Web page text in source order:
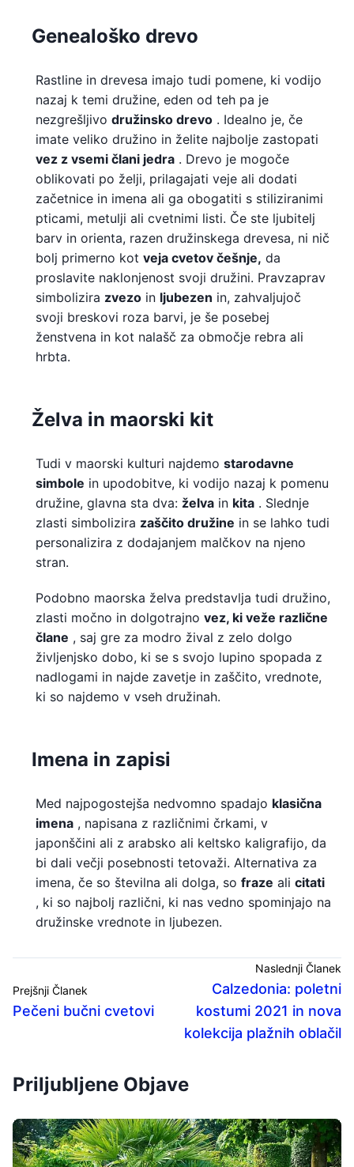
Genealoško drevo
Rastline in drevesa imajo tudi pomene, ki vodijo
nazaj k temi družine, eden od teh pa je
nezgrešljivo družinsko drevo . Idealno je, če
imate veliko družino in želite najbolje zastopati
vez z vsemi člani jedra . Drevo je mogoče
oblikovati po želji, prilagajati veje ali dodati
začetnice in imena ali ga obogatiti s stiliziranimi
pticami, metulji ali cvetnimi listi. Če ste ljubitelj
barv in orienta, razen družinskega drevesa, ni nič
bolj primerno kot veja cvetov češnje, da
proslavite naklonjenost svoji družini. Pravzaprav
simbolizira zvezo in ljubezen in, zahvaljujoč
svoji breskovi roza barvi, je še posebej
ženstvena in kot nalašč za območje rebra ali
hrbta.
Želva in maorski kit
Tudi v maorski kulturi najdemo starodavne
simbole in upodobitve, ki vodijo nazaj k pomenu
družine, glavna sta dva: želva in kita . Slednje
zlasti simbolizira zaščito družine in se lahko tudi
personalizira z dodajanjem malčkov na njeno
stran.
Podobno maorska želva predstavlja tudi družino,
zlasti močno in dolgotrajno vez, ki veže različne
člane , saj gre za modro žival z zelo dolgo
življenjsko dobo, ki se s svojo lupino spopada z
nadlogami in najde zavetje in zaščito, vrednote,
ki so najdemo v vseh družinah.
Imena in zapisi
Med najpogostejša nedvomno spadajo klasična
imena , napisana z različnimi črkami, v
japonščini ali z arabsko ali keltsko kaligrafijo, da
bi dali večji posebnosti tetovaži. Alternativa za
imena, če so številna ali dolga, so fraze ali citati
, ki so najbolj različni, ki nas vedno spominjajo na
družinske vrednote in ljubezen.
Prejšnji Članek
Pečeni bučni cvetovi
Naslednji Članek
Calzedonia: poletni
kostumi 2021 in nova
kolekcija plažnih oblačil
Priljubljene Objave